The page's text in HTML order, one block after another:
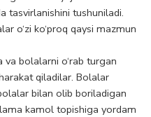
tasvirlanishini tushuniladi.
o‘zi ko‘proq qaysi mazmun
bolalarni o‘rab turgan
qiladilar. Bolalar
bilan olib boriladigan
kamol topishiga yordam